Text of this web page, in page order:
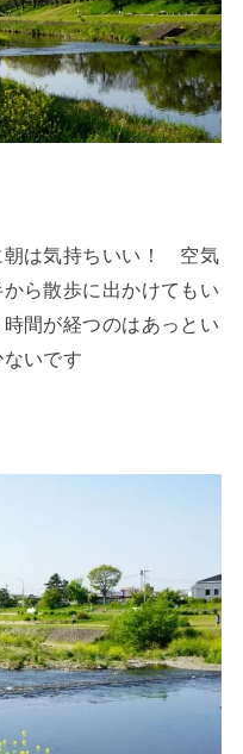
朝は気持ちいい！ 空気
ら散歩に出かけてもい
間が経つのはあっとい
いです